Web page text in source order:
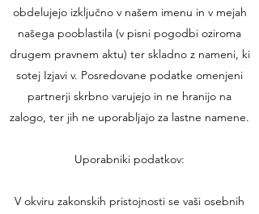
obdelujejo izključno v našem imenu in v mejah
našega pooblastila (v pisni pogodbi oziroma
drugem pravnem aktu) ter skladno z nameni, ki
sotej Izjavi v. Posredovane podatke omenjeni
partnerji skrbno varujejo in ne hranijo na
zalogo, ter jih ne uporabljajo za lastne namene.
Uporabniki podatkov:
V okviru zakonskih pristojnosti se vaši osebnih